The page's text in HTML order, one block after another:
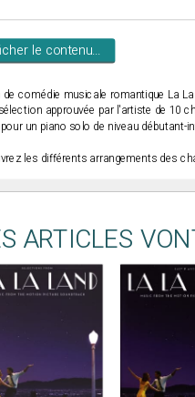
le contenu...
de comédie musicale romantique La
approuvée par l'artiste de 10
un piano solo de niveau débutant-
les différents arrangements des
ARTICLES